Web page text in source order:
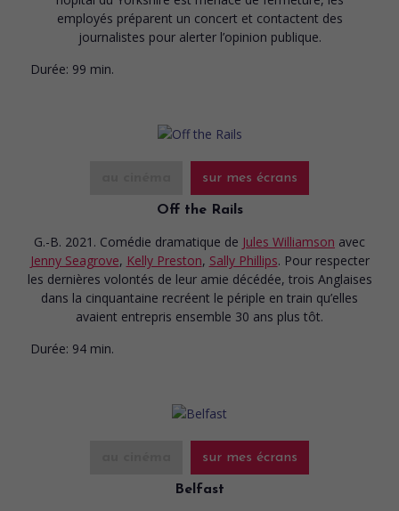
employés préparent un concert et contactent des
journalistes pour alerter l’opinion publique.
Durée: 99 min.
sur mes écrans
Off the Rails
G.-B. 2021. Comédie dramatique de Jules Williamson avec
Jenny Seagrove, Kelly Preston, Sally Phillips. Pour respecter
les dernières volontés de leur amie décédée, trois Anglaises
dans la cinquantaine recréent le périple en train qu’elles
avaient entrepris ensemble 30 ans plus tôt.
Durée: 94 min.
sur mes écrans
Belfast